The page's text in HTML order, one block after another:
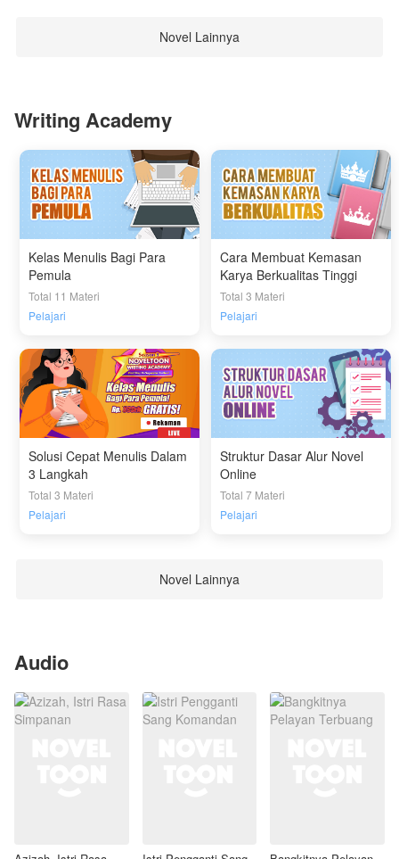
Novel Lainnya
Writing Academy
Kelas Menulis Bagi Para
Pemula
Total 11 Materi
Pelajari
Cara Membuat Kemasan
Karya Berkualitas Tinggi
Total 3 Materi
Pelajari
Solusi Cepat Menulis Dalam
3 Langkah
Total 3 Materi
Pelajari
Struktur Dasar Alur Novel
Online
Total 7 Materi
Pelajari
Novel Lainnya
Audio